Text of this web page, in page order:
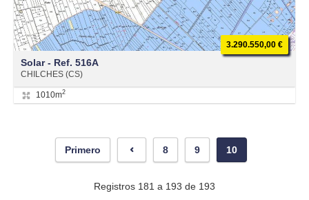
3.290.550,00 €
Solar - Ref. 516A
CHILCHES (CS)
1010m2
Primero 8 9 10
Registros 181 a 193 de 193